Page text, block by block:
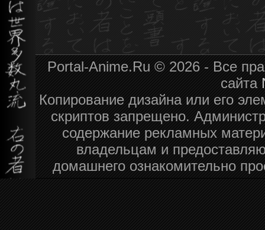
Portal-Anime.Ru © 2026 - Все
сайта
Копирование дизайна или его
скриптов запрещено.
содержание рекламных
владельцам и
домашнего ознакомительно